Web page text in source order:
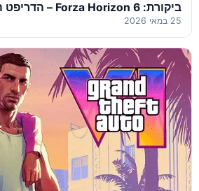
ביקורת: Forza Horizon 6 – הדריפט היפני האינסופי
25 במאי 2026